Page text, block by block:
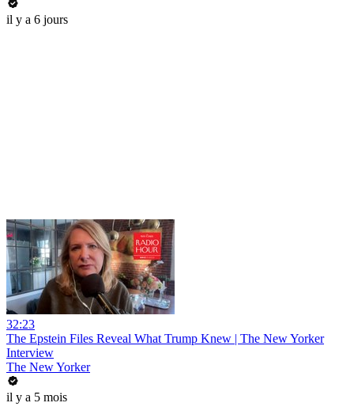
il y a 6 jours
32:23
The Epstein Files Reveal What Trump Knew | The New Yorker
Interview
The New Yorker
il y a 5 mois